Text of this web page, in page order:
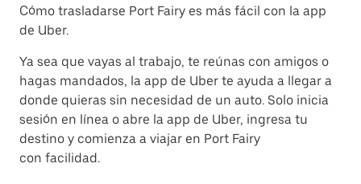
Cómo trasladarse Port Fairy es más fácil con la app
de Uber.
Ya sea que vayas al trabajo, te reúnas con amigos o
hagas mandados, la app de Uber te ayuda a llegar a
donde quieras sin necesidad de un auto. Solo inicia
sesión en línea o abre la app de Uber, ingresa tu
destino y comienza a viajar en Port Fairy
con facilidad.